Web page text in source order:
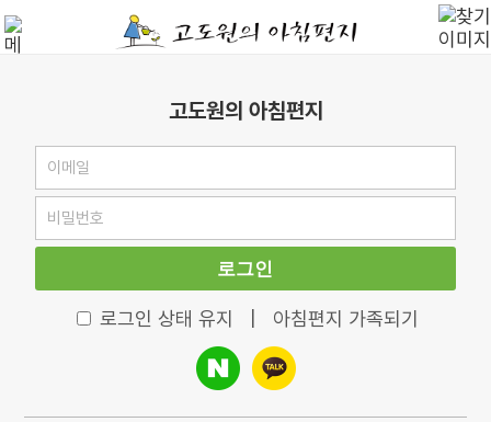
고도원의 아침편지
로그인
로그인 상태 유지 아침편지 가족되기